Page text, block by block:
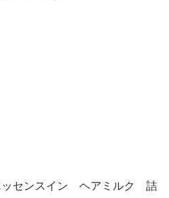
センスイン ヘアミルク 詰